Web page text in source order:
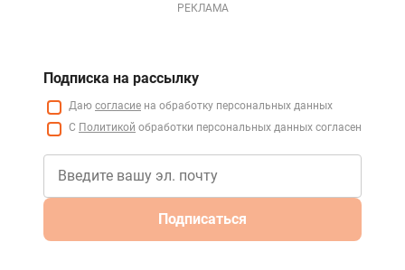
РЕКЛАМА
Подписка на рассылку
Даю согласие на обработку персональных данных
С Политикой обработки персональных данных согласен
Подписаться